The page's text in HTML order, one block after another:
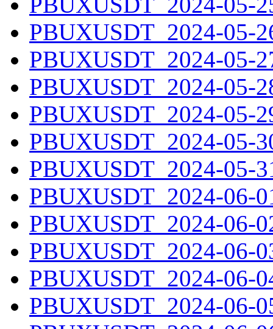
PBUXUSDT_2024-05-
PBUXUSDT_2024-05-
PBUXUSDT_2024-05-
PBUXUSDT_2024-05-
PBUXUSDT_2024-05-
PBUXUSDT_2024-05-
PBUXUSDT_2024-06-
PBUXUSDT_2024-06-
PBUXUSDT_2024-06-
PBUXUSDT_2024-06-
PBUXUSDT_2024-06-